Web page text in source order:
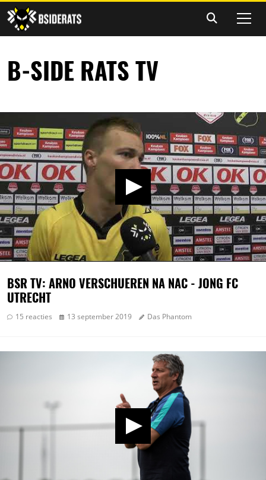
B-SIDE RATS TV
BSR TV: ARNO VERSCHUEREN NA NAC - JONG FC
UTRECHT
15 reacties 13 september 2019 Das Phantom